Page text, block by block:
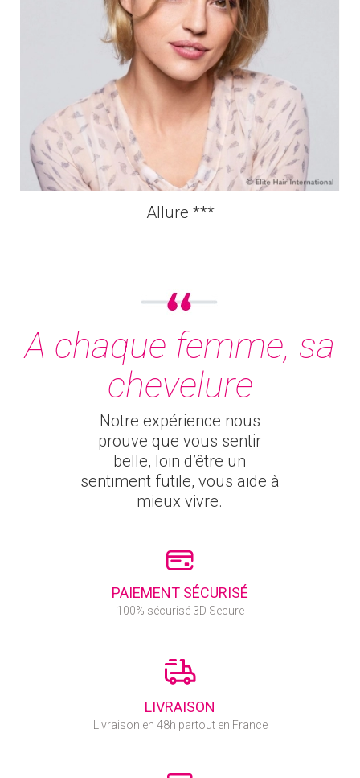
Allure ***
A chaque femme, sa
chevelure
Notre expérience nous
prouve que vous sentir
belle, loin d’être un
sentiment futile, vous aide à
mieux vivre.
PAIEMENT SÉCURISÉ
100% sécurisé 3D Secure
LIVRAISON
Livraison en 48h partout en France